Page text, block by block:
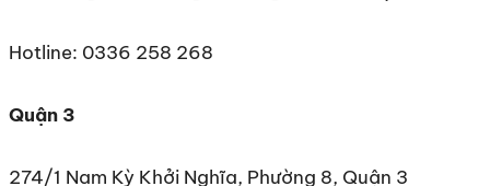
Hotline: 0336 258 268
Quận 3
274/1 Nam Kỳ Khởi Nghĩa, Phường 8, Quận 3